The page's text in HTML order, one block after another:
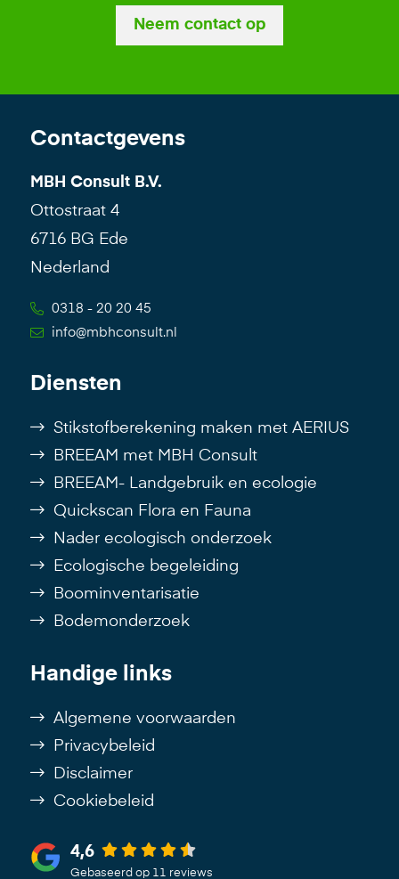
Neem contact op
Contactgevens
MBH Consult B.V.
Ottostraat 4
6716 BG Ede
Nederland
0318 - 20 20 45
info@mbhconsult.nl
Diensten
Stikstofberekening maken met AERIUS
BREEAM met MBH Consult
BREEAM- Landgebruik en ecologie
Quickscan Flora en Fauna
Nader ecologisch onderzoek
Ecologische begeleiding
Boominventarisatie
Bodemonderzoek
Handige links
Algemene voorwaarden
Privacybeleid
Disclaimer
Cookiebeleid
4,6
Gebaseerd op 11 reviews